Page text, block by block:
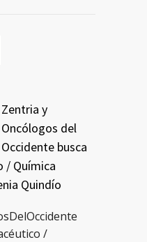
Zentria y
Oncólogos del
Occidente busca
/ Química
Quindío
/